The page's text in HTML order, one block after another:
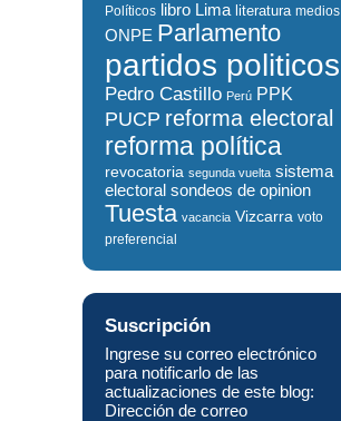
Políticos libro Lima literatura medios
ONPE Parlamento
partidos politicos
Pedro Castillo Perú PPK
PUCP reforma electoral
reforma política
revocatoria segunda vuelta sistema
electoral sondeos de opinion
Tuesta vacancia Vizcarra voto
preferencial
Suscripción
Ingrese su correo electrónico
para notificarlo de las
actualizaciones de este blog:
Dirección de correo